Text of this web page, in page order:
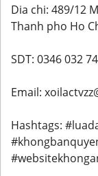
Dia chi: 489/12
Thanh pho Ho
SDT: 0346 032
Email:
Hashtags: